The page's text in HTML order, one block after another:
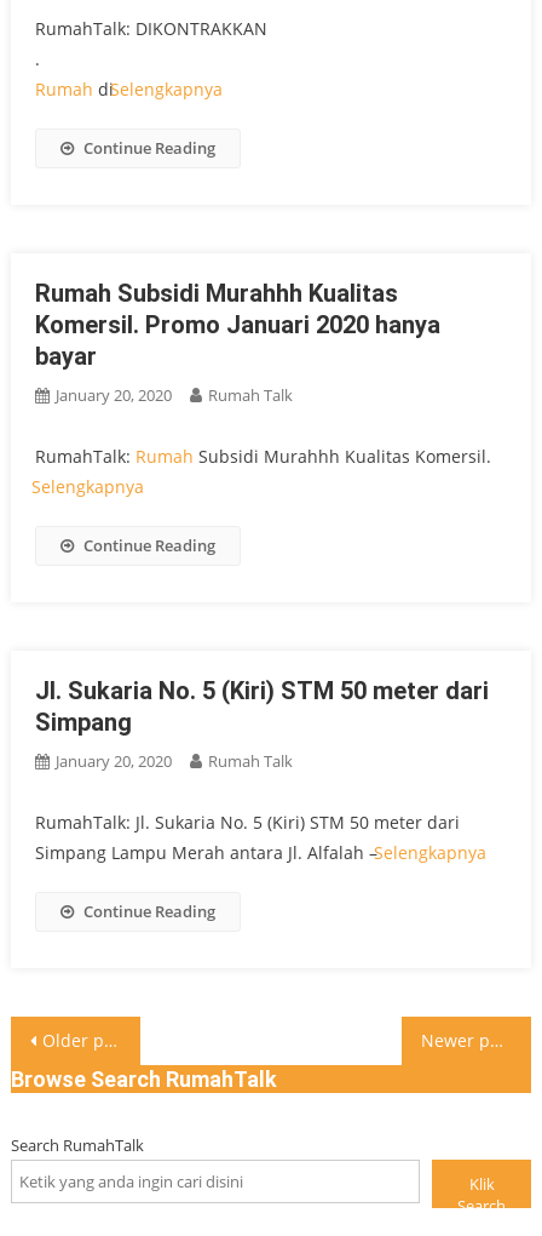
RumahTalk: DIKONTRAKKAN
.
Rumah diSelengkapnya
Continue Reading
Rumah Subsidi Murahhh Kualitas
Komersil. Promo Januari 2020 hanya
bayar
January 20, 2020 Rumah Talk
RumahTalk: Rumah Subsidi Murahhh Kualitas Komersil.
Selengkapnya
Continue Reading
Jl. Sukaria No. 5 (Kiri) STM 50 meter dari
Simpang
January 20, 2020 Rumah Talk
RumahTalk: Jl. Sukaria No. 5 (Kiri) STM 50 meter dari
Simpang Lampu Merah antara Jl. Alfalah –Selengkapnya
Continue Reading
Posts
navigation
Older posts Newer posts
Browse Search RumahTalk
Search RumahTalk
Klik
Search